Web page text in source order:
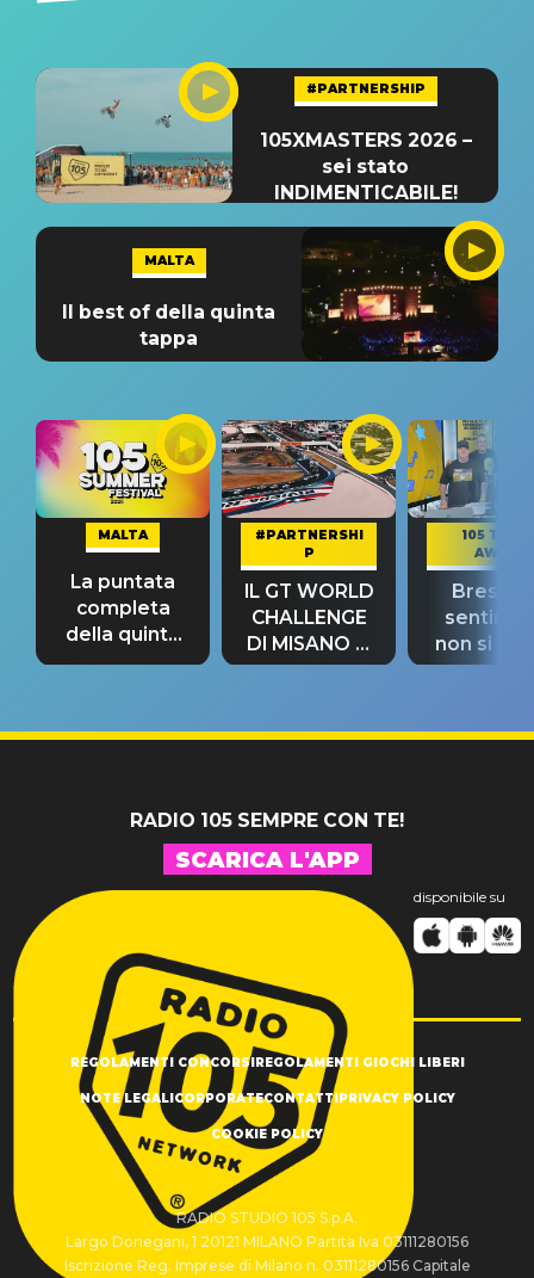
#PARTNERSHIP
105XMASTERS 2026 –
sei stato
INDIMENTICABILE!
MALTA
Il best of della quinta
tappa
MALTA
La puntata
completa
della quinta
tappa
#PARTNERSHI
P
IL GT WORLD
CHALLENGE
DI MISANO si
riconferma
105 TAKE
AWAY
Bresh:
non si
fino alla
RADIO 105 SEMPRE CON TE!
SCARICA L'APP
disponibile su
REGOLAMENTI CONCORSI REGOLAMENTI GIOCHI LIBERI
NOTE LEGALI CORPORATECONTATTI PRIVACY POLICY
COOKIE POLICY
RADIO STUDIO 105 S.p.A.
Largo Donegani, 1 20121 MILANO Partita Iva 03111280156
Iscrizione Reg. Imprese di Milano n. 03111280156 Capitale